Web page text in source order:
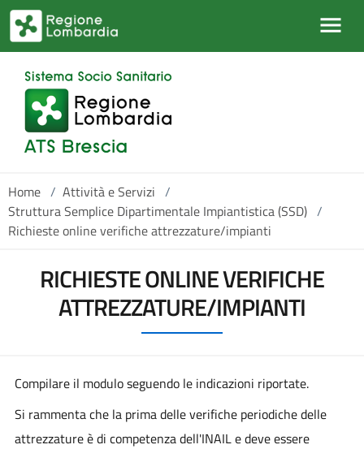
Salta al contenuto principale
Home / Attività e Servizi /
Struttura Semplice Dipartimentale Impiantistica (SSD) /
Richieste online verifiche attrezzature/impianti
RICHIESTE ONLINE VERIFICHE
ATTREZZATURE/IMPIANTI
Compilare il modulo seguendo le indicazioni riportate.
Si rammenta che la prima delle verifiche periodiche delle
attrezzature è di competenza dell'INAIL e deve essere